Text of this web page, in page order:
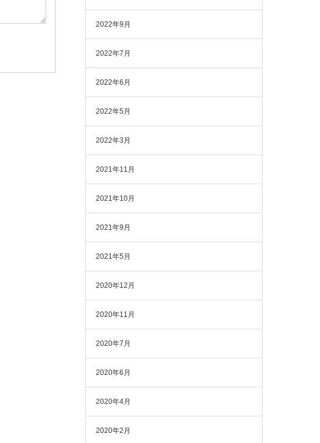
2022年9月
2022年7月
2022年6月
2022年5月
2022年3月
2021年11月
2021年10月
2021年9月
2021年5月
2020年12月
2020年11月
2020年7月
2020年6月
2020年4月
2020年2月